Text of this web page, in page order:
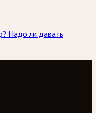
Надо ли давать